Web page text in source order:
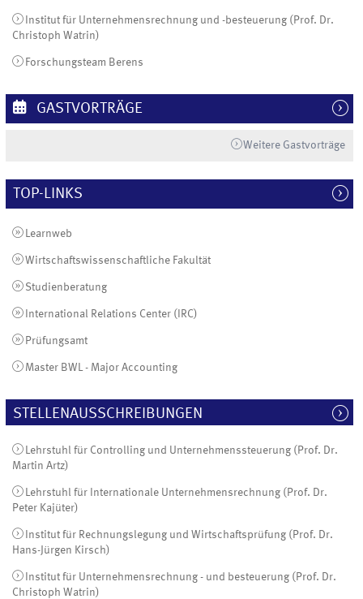
Institut für Unternehmensrechnung und -besteuerung (Prof. Dr.
Christoph Watrin)
Forschungsteam Berens
GASTVORTRÄGE
Weitere Gastvorträge
TOP-LINKS
Learnweb
Wirtschaftswissenschaftliche Fakultät
Studienberatung
International Relations Center (IRC)
Prüfungsamt
Master BWL - Major Accounting
STELLENAUSSCHREIBUNGEN
Lehrstuhl für Controlling und Unternehmenssteuerung (Prof. Dr.
Martin Artz)
Lehrstuhl für Internationale Unternehmensrechnung (Prof. Dr.
Peter Kajüter)
Institut für Rechnungslegung und Wirtschaftsprüfung (Prof. Dr.
Hans-Jürgen Kirsch)
Institut für Unternehmensrechnung - und besteuerung (Prof. Dr.
Christoph Watrin)